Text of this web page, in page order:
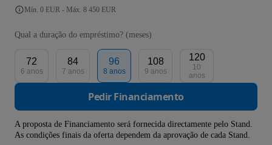
Mín. 0 EUR - Máx. 8 450 EUR
Qual a duração do empréstimo? (meses)
72
6 anos
84
7 anos
96
8 anos
108
9 anos
120
10
anos
Pedir Financiamento
A proposta de Financiamento será fornecida directamente pelo Stand.
As condições finais da oferta dependem da aprovação de cada Stand.